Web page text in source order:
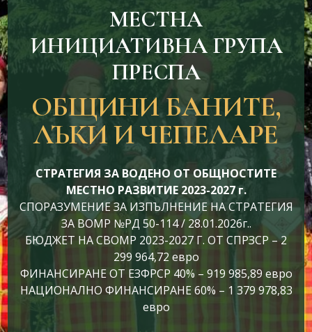
MЕСТНА
ИНИЦИАТИВНА ГРУПА
ПРЕСПА
ОБЩИНИ БАНИТЕ,
ЛЪКИ И ЧЕПЕЛАРЕ
СТРАТЕГИЯ ЗА ВОДЕНО ОТ ОБЩНОСТИТЕ
МЕСТНО РАЗВИТИЕ 2023-2027 г.
СПОРАЗУМЕНИЕ ЗА ИЗПЪЛНЕНИЕ НА СТРАТЕГИЯ
ЗА ВОМР №РД 50-114 / 28.01.2026г..
БЮДЖЕТ НА СВОМР 2023-2027 Г. ОТ СПРЗСР – 2
299 964,72 евро
ФИНАНСИРАНЕ ОТ ЕЗФРСР 40% – 919 985,89 евро
НАЦИОНАЛНО ФИНАНСИРАНЕ 60% – 1 379 978,83
евро